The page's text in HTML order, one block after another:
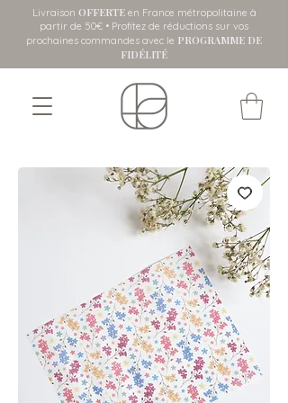
Livraison OFFERTEen France métropolitaine à
partir de 50€ • Profitez de réductions sur vos
prochaines commandes avec le PROGRAMME DE
FIDÉLITÉ